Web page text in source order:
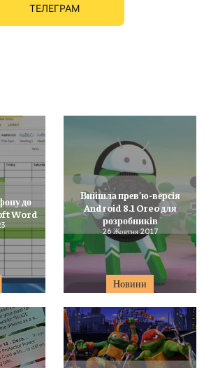
ТЕЛЕГРАМ
до
Word
Новини
Вийшла прев’ю-версія
Android 8.1 Oreo для
розробників
26 Жовтня 2017